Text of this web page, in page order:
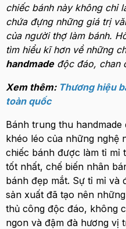
chiếc bánh này không chỉ
chứa đựng những giá trị
của người thợ làm bánh.
tìm hiểu kĩ hơn về những
handmadeđộc đáo, chan
Xem thêm: Thương hiệu
toàn quốc
Bánh trung thu
khéo léo của những nghệ
chiếc bánh được làm tỉ mỉ
tốt nhất, chế biến nhân
bánh đẹp mắt. Sự tỉ mỉ và
sản xuất đã tạo nên
thủ công độc đáo, không
ngon và đậm đà hương vị